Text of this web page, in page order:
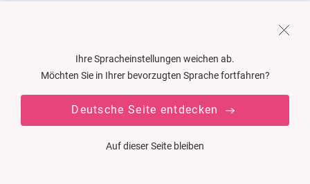
Ihre Spracheinstellungen weichen ab.
Möchten Sie in Ihrer bevorzugten Sprache fortfahren?
Deutsche Seite entdecken
Auf dieser Seite bleiben